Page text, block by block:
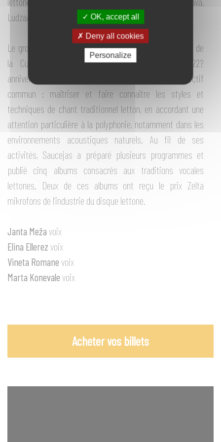
Ludza/Karsava).
Le groupe de chant traditionnel Saucejas de l’Académie de
la Culture de Lettonie fête cette année son 22?
anniversaire. Ses membres sont unis par un objectif
commun : maîtriser et faire connaître les styles et
techniques de chant traditionnel letton, en accordant une
attention particulière à la polyphonie, notamment dans les
environnements acoustiques naturels. Au fil de ses
activités, Saucejas a préparé plusieurs programmes et
publié cinq albums consacrés aux traditions vocales
lettones. Deux de ces albums ont reçu le prix Zelta
mikrofons de l’industrie du disque lettone.
Janta Meža voix
Elina Ellerez voix
Vineta Romane voix
Marta Konevale voix
Acheter vos billets
OK, accept all
Deny all cookies
Personalize